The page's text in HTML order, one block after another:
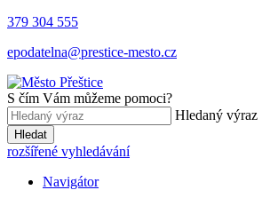
379 304 555
epodatelna@prestice-mesto.cz
S čím Vám můžeme pomoci?
Hledaný výraz
Hledat
rozšířené vyhledávání
Navigátor